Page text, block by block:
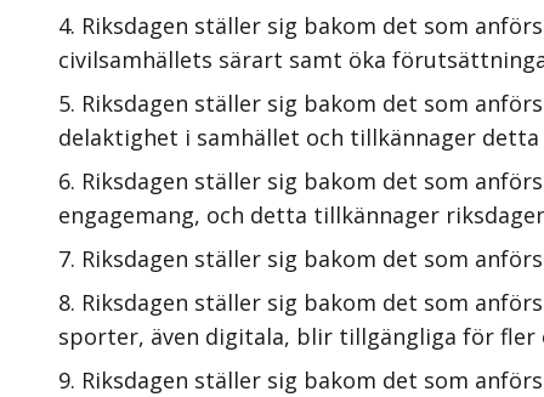
Riksdagen ställer sig bakom det som
civilsamhällets särart samt öka
Riksdagen ställer sig bakom det som
delaktighet i samhället och tillkännager
Riksdagen ställer sig bakom det som
engagemang, och detta tillkännager
Riksdagen ställer sig bakom det som
Riksdagen ställer sig bakom det som
sporter, även digitala, blir tillgängliga för
Riksdagen ställer sig bakom det som